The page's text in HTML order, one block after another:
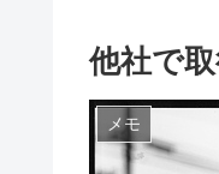
他社で
メモ